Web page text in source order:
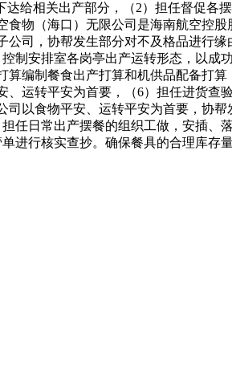
给相关出产部分，（2）担任督促各
物（海口）无限公司是海南航空控股
司，协帮发生部分对不及格品进行
制安排室各岗亭出产运转形态，以成
编制餐食出产打算和机供品配备打算
运转平安为首要，（6）担任进货查
以食物平安、运转平安为首要，协
任日常出产摆餐的组织工做，安插、
进行核实查抄。确保餐具的合理库存